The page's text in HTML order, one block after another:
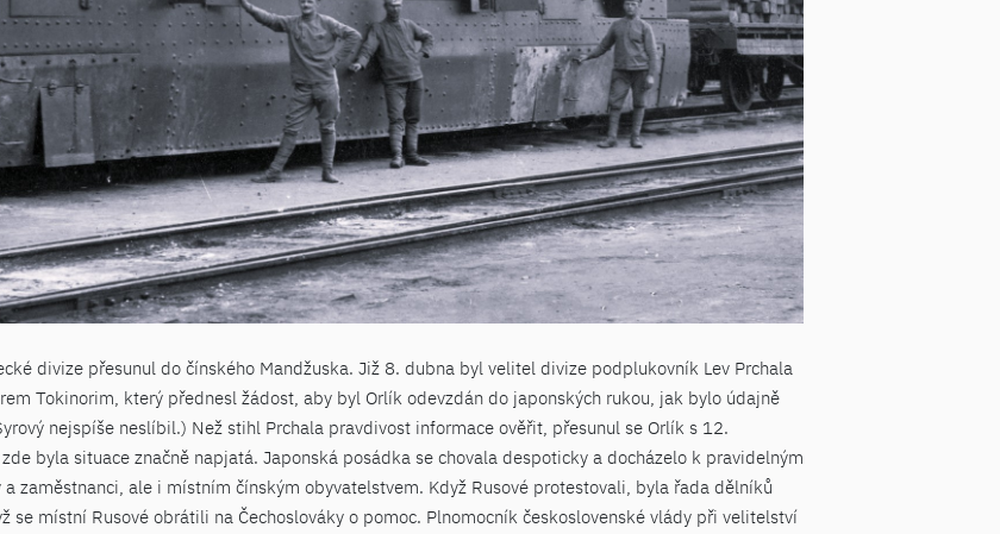
divize přesunul do čínského Mandžuska. Již 8. dubna byl velitel divize podplukovník Lev Prchala
Tokinorim, který přednesl žádost, aby byl Orlík odevzdán do japonských rukou, jak bylo údajně
nejspíše neslíbil.) Než stihl Prchala pravdivost informace ověřit, přesunul se Orlík s 12.
byla situace značně napjatá. Japonská posádka se chovala despoticky a docházelo k pravidelným
zaměstnanci, ale i místním čínským obyvatelstvem. Když Rusové protestovali, byla řada dělníků
se místní Rusové obrátili na Čechoslováky o pomoc. Plnomocník československé vlády při velitelství